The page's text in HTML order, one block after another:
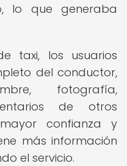
lo que generaba
taxi, los usuarios
del conductor,
fotografía,
de otros
confianza y
más información
el servicio.